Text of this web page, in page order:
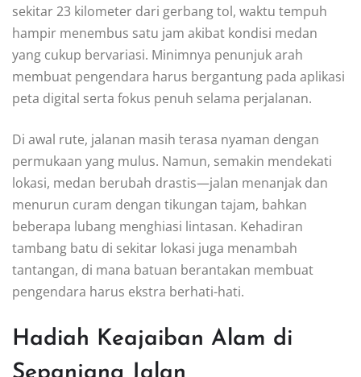
sekitar 23 kilometer dari gerbang tol, waktu tempuh
hampir menembus satu jam akibat kondisi medan
yang cukup bervariasi. Minimnya penunjuk arah
membuat pengendara harus bergantung pada aplikasi
peta digital serta fokus penuh selama perjalanan.
Di awal rute, jalanan masih terasa nyaman dengan
permukaan yang mulus. Namun, semakin mendekati
lokasi, medan berubah drastis—jalan menanjak dan
menurun curam dengan tikungan tajam, bahkan
beberapa lubang menghiasi lintasan. Kehadiran
tambang batu di sekitar lokasi juga menambah
tantangan, di mana batuan berantakan membuat
pengendara harus ekstra berhati-hati.
Hadiah Keajaiban Alam di